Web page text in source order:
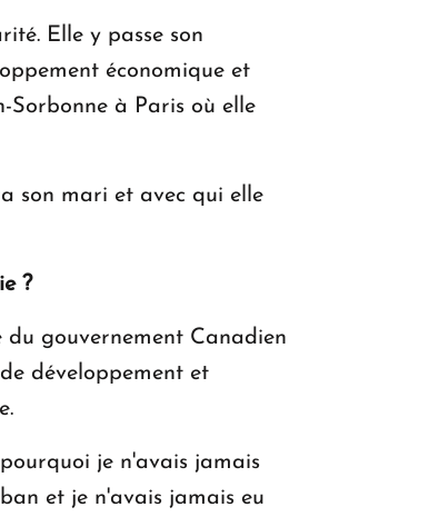
Elle y passe son
économique et
Sorbonne à Paris où elle
son mari et avec qui elle
?
gouvernement Canadien
développement et
je n'avais jamais
et je n'avais jamais eu